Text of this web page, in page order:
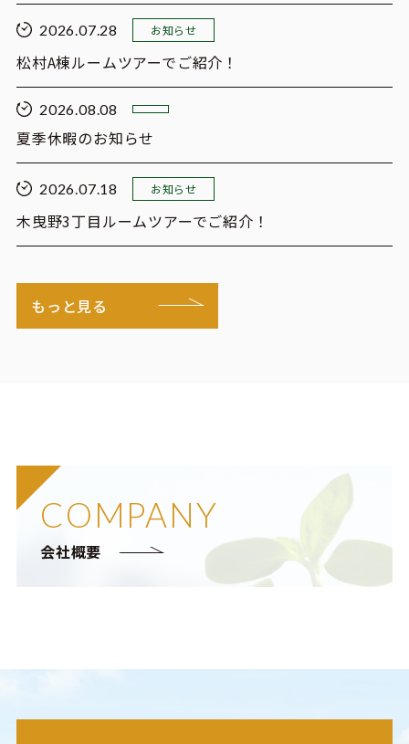
2026.07.28 お知らせ
松村A棟ルームツアーでご紹介！
2026.08.08
夏季休暇のお知らせ
2026.07.18 お知らせ
木曳野3丁目ルームツアーでご紹介！
もっと見る
COMPANY
会社概要